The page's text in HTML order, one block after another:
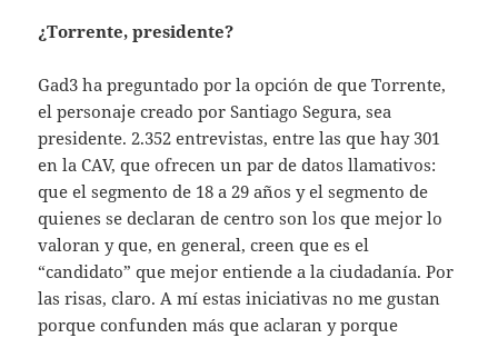
¿Torrente, presidente?
Gad3 ha preguntado por la opción de que Torrente,
el personaje creado por Santiago Segura, sea
presidente. 2.352 entrevistas, entre las que hay 301
en la CAV, que ofrecen un par de datos llamativos:
que el segmento de 18 a 29 años y el segmento de
quienes se declaran de centro son los que mejor lo
valoran y que, en general, creen que es el
“candidato” que mejor entiende a la ciudadanía. Por
las risas, claro. A mí estas iniciativas no me gustan
porque confunden más que aclaran y porque